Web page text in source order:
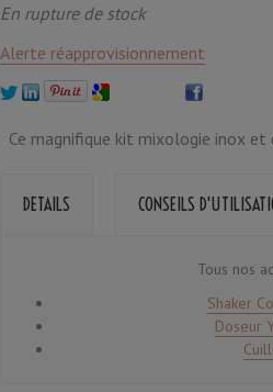
En rupture de stock
Alerte réapprovisionnement
Ce magnifique kit mixologie inox et
DETAILS CONSEILS
Tous nos
Shaker
Doseur